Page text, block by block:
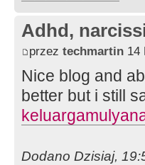
Adhd,
przez techmartin 14
Nice blog and
better but i still
Dodano Dzisiaj,